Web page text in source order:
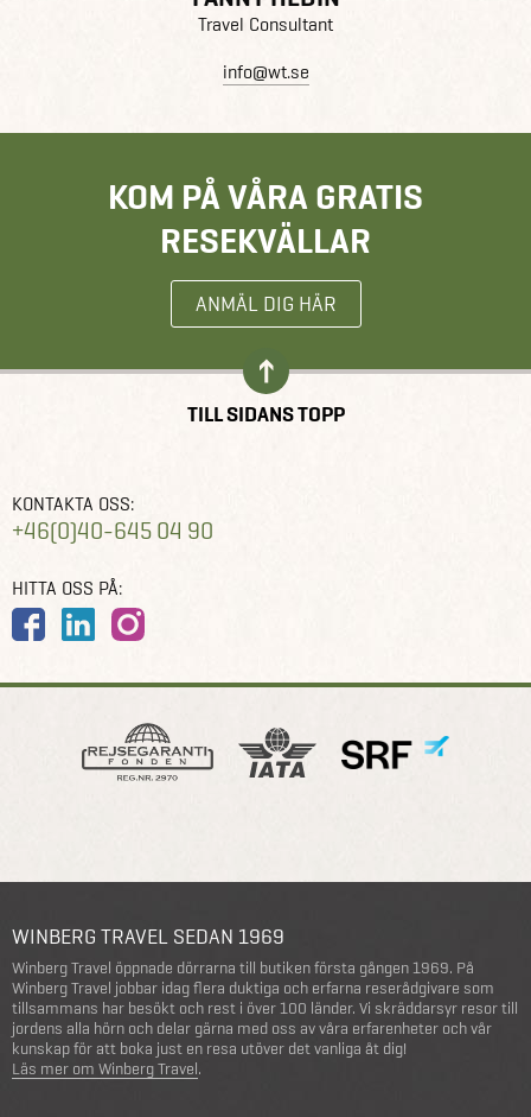
Travel Consultant
info@wt.se
KOM PÅ VÅRA GRATIS
RESEKVÄLLAR
ANMÄL DIG HÄR
TILL SIDANS TOPP
KONTAKTA OSS:
+46(0)40-645 04 90
HITTA OSS PÅ:
WINBERG TRAVEL SEDAN 1969
Winberg Travel öppnade dörrarna till butiken första gången 1969. På
Winberg Travel jobbar idag flera duktiga och erfarna reserådgivare som
tillsammans har besökt och rest i över 100 länder. Vi skräddarsyr resor till
jordens alla hörn och delar gärna med oss av våra erfarenheter och vår
kunskap för att boka just en resa utöver det vanliga åt dig!
Läs mer om Winberg Travel.